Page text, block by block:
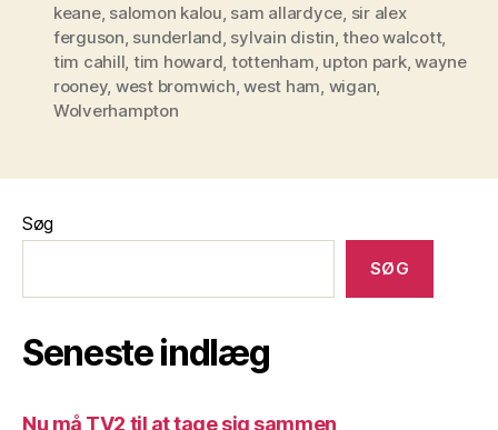
keane, salomon kalou, sam allardyce, sir alex
ferguson, sunderland, sylvain distin,theo walcott,
tim cahill, tim howard, tottenham, upton park,wayne
rooney, west bromwich,west ham, wigan,
Wolverhampton
Søg
SØG
Seneste indlæg
Nu må TV2 til at tage sig sammen